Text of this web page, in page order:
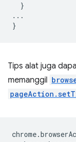
}
...
}
Tips alat juga
memanggil
chrome.